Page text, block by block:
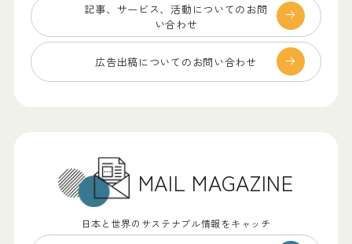
記事、サービス、 活動についてのお問
い合わせ
広告出稿についての お問い合わせ
MAIL MAGAZINE
日本と世界のサステナブル情報をキャッチ